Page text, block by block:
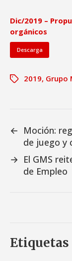
Dic/2019 –
orgánicos
Descarga
2019, Grupo
← Moción:
de juego y
→ El GMS
de Empleo
Etiquetas